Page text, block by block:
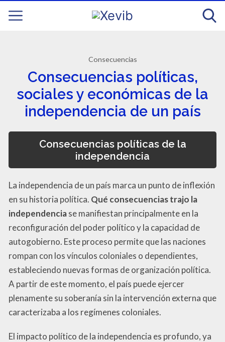
Consecuencias
Consecuencias políticas,
sociales y económicas de la
independencia de un país
Consecuencias políticas de la
independencia
La independencia de un país marca un punto de inflexión
en su historia política. Qué consecuencias trajo la
independenciase manifiestan principalmente en la
reconfiguración del poder político y la capacidad de
autogobierno. Este proceso permite que las naciones
rompan con los vínculos coloniales o dependientes,
estableciendo nuevas formas de organización política.
A partir de este momento, el país puede ejercer
plenamente su soberanía sin la intervención externa que
caracterizaba a los regímenes coloniales.
El impacto político de la independencia es profundo, ya